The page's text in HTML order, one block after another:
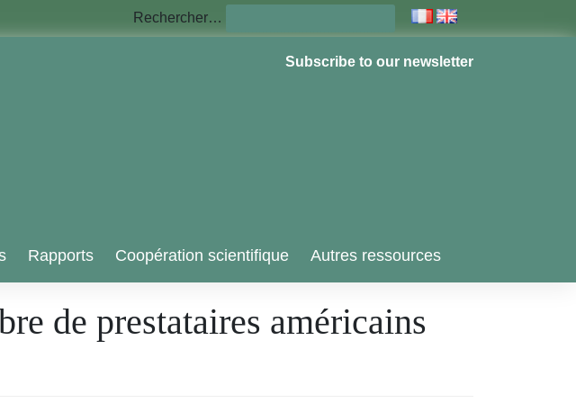
Rechercher…
Subscribe to our newsletter
Rapports Coopération scientifique Autres ressources
de prestataires américains